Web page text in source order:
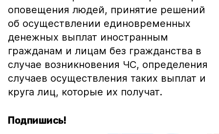
оповещения людей, принятие решений
об осуществлении единовременных
денежных выплат иностранным
гражданам и лицам без гражданства в
случае возникновения ЧС, определения
случаев осуществления таких выплат и
круга лиц, которые их получат.
Подпишись!